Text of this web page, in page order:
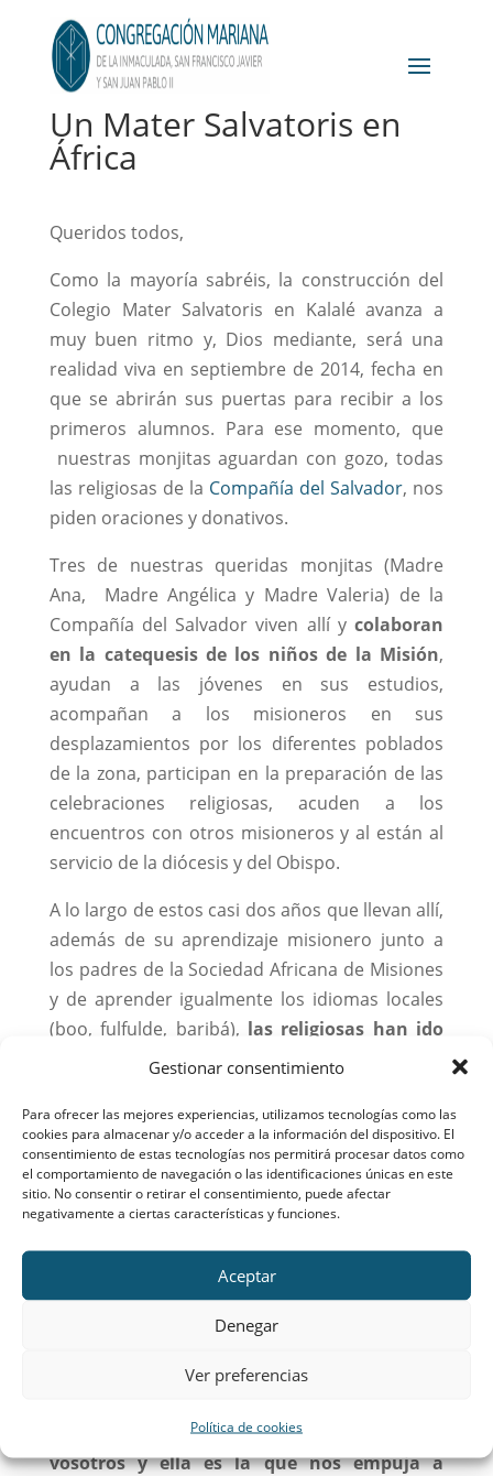
Gestionar consentimiento
Para ofrecer las mejores experiencias, utilizamos tecnologías como las
cookies para almacenar y/o acceder a la información del dispositivo. El
consentimiento de estas tecnologías nos permitirá procesar datos como
el comportamiento de navegación o las identificaciones únicas en este
sitio. No consentir o retirar el consentimiento, puede afectar
negativamente a ciertas características y funciones.
Aceptar
Denegar
Ver preferencias
Política de cookies
Un Mater Salvatoris en
África
Queridos todos,
Como la mayoría sabréis, la construcción del
Colegio Mater Salvatoris en Kalalé avanza a
muy buen ritmo y, Dios mediante, será una
realidad viva en septiembre de 2014, fecha en
que se abrirán sus puertas para recibir a los
primeros alumnos. Para ese momento, que
nuestras monjitas aguardan con gozo, todas
las religiosas de la Compañía del Salvador, nos
piden oraciones y donativos.
Tres de nuestras queridas monjitas (Madre
Ana, Madre Angélica y Madre Valeria) de la
Compañía del Salvador viven allí ycolaboran
en la catequesis de los niños de la Misión,
ayudan a las jóvenes en sus estudios,
acompañan a los misioneros en sus
desplazamientos por los diferentes poblados
de la zona, participan en la preparación de las
celebraciones religiosas, acuden a los
encuentros con otros misioneros y al están al
servicio de la diócesis y del Obispo.
A lo largo de estos casi dos años que llevan allí,
además de su aprendizaje misionero junto a
los padres de la Sociedad Africana de Misiones
y de aprender igualmente los idiomas locales
(boo, fulfulde, baribá), las religiosas han ido
viendo hacerse realidad el
Colegio Mater
luego los muros y el tejado. En estos días se
está construyendo el primer módulo para las
clases. Ya están casi terminados la casa de las
religiosas y el edificio de los cooperantes.
Oraciones, porque sin ellas nada somos.
nos decía Cristo Jesús, Señor
Nuestro. La oración nos religa a Dios Padre
Sentimos la fuerza de las oraciones de todos
vosotros y ella es la que nos empuja a